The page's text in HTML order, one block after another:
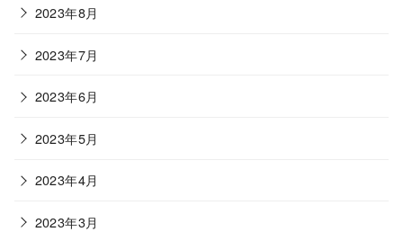
2023年8月
2023年7月
2023年6月
2023年5月
2023年4月
2023年3月